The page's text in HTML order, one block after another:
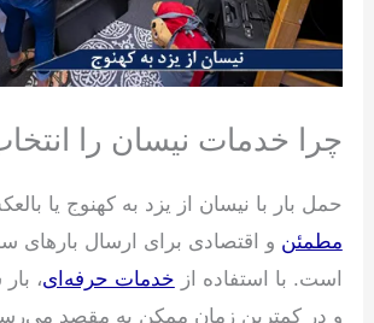
چرا خدمات نیسان را
حمل بار با نیسان از یزد به کهنوج یا
مطمئن و اقتصادی برای ارسال
است. با استفاده از خدمات حرفه‌ای،
و در کمترین زمان ممکن به مقصد